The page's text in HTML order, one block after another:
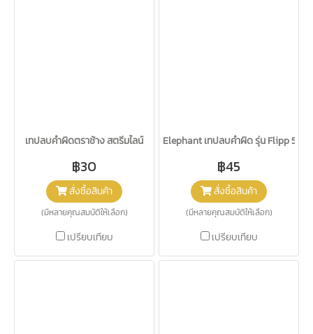
เทปลบคำผิดตราช้าง สตรีมไลน์
฿30
สั่งซื้อสินค้า
(มีหลายคุณสมบัติให้เลือก)
เปรียบเทียบ
Elephant เทปลบคำผิด รุ่น Flipp 5
฿45
สั่งซื้อสินค้า
(มีหลายคุณสมบัติให้เลือก)
เปรียบเทียบ